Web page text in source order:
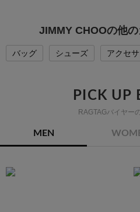
JIMMY CHOOの他
バッグ シューズ アクセ
PICK UP
RAGTAGバイヤー
MEN